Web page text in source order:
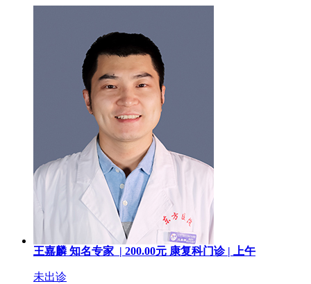
王嘉麟 知名专家 | 200.00元 康复科门诊 | 上午
未出诊